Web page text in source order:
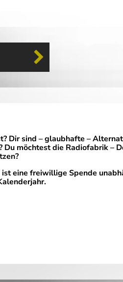
Dir sind – glaubhafte –
möchtest die Radiofabrik –
eine freiwillige Spende